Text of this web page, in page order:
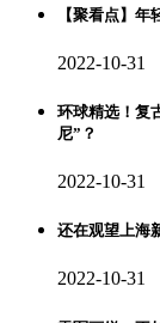
【聚看点】
2022-10-31
环球精选！复
尼”？
2022-10-31
还在观望上海
2022-10-31